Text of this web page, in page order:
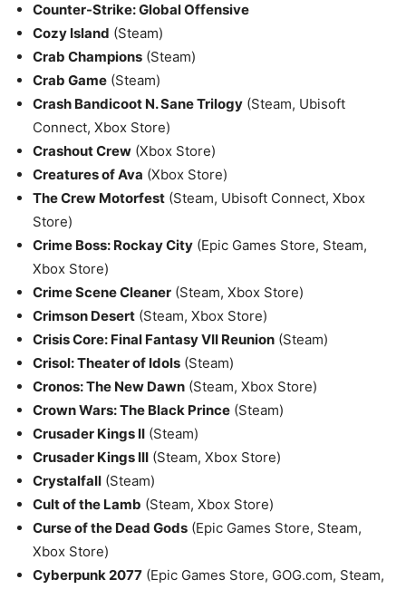
Counter-Strike: Global Offensive
Cozy Island (Steam)
Crab Champions (Steam)
Crab Game (Steam)
Crash Bandicoot N. Sane Trilogy (Steam, Ubisoft
Connect, Xbox Store)
Crashout Crew (Xbox Store)
Creatures of Ava (Xbox Store)
The Crew Motorfest (Steam, Ubisoft Connect, Xbox
Store)
Crime Boss: Rockay City (Epic Games Store, Steam,
Xbox Store)
Crime Scene Cleaner (Steam, Xbox Store)
Crimson Desert (Steam, Xbox Store)
Crisis Core: Final Fantasy VII Reunion (Steam)
Crisol: Theater of Idols (Steam)
Cronos: The New Dawn (Steam, Xbox Store)
Crown Wars: The Black Prince (Steam)
Crusader Kings II (Steam)
Crusader Kings III (Steam, Xbox Store)
Crystalfall (Steam)
Cult of the Lamb (Steam, Xbox Store)
Curse of the Dead Gods (Epic Games Store, Steam,
Xbox Store)
Cyberpunk 2077 (Epic Games Store, GOG.com, Steam,